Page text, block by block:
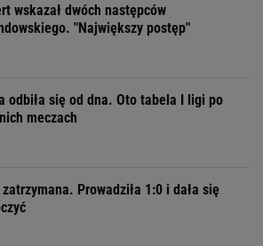
wskazał dwóch następców
"Największy postęp"
odbiła się od dna. Oto tabela I ligi po
meczach
Prowadziła 1:0 i dała się